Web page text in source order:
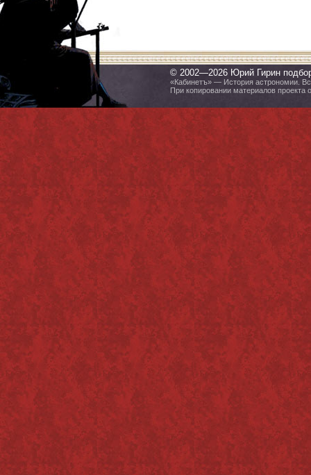
© 2002—2026 Юрий Гирин
«Кабинетъ» — История астрономии.
При копировании материалов проекта